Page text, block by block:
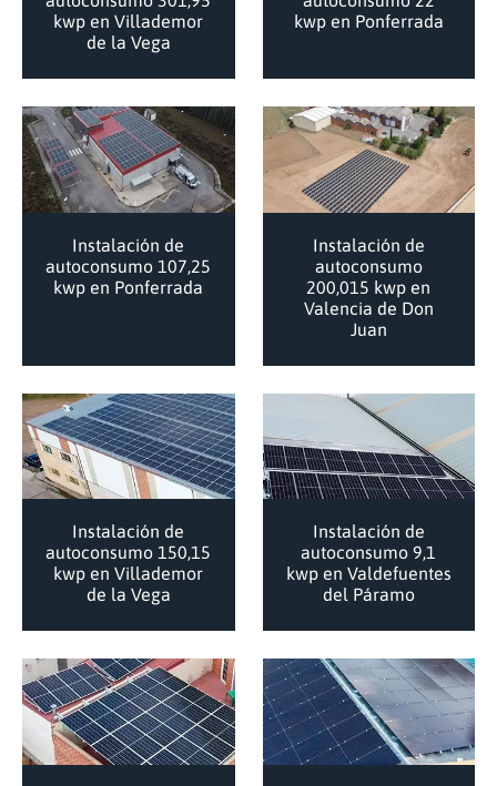
kwp en Villademor
de la Vega
kwp en Ponferrada
Instalación de
autoconsumo 107,25
kwp en Ponferrada
Instalación de
autoconsumo
200,015 kwp en
Valencia de Don
Juan
Instalación de
autoconsumo 150,15
kwp en Villademor
de la Vega
Instalación de
autoconsumo 9,1
kwp en Valdefuentes
del Páramo